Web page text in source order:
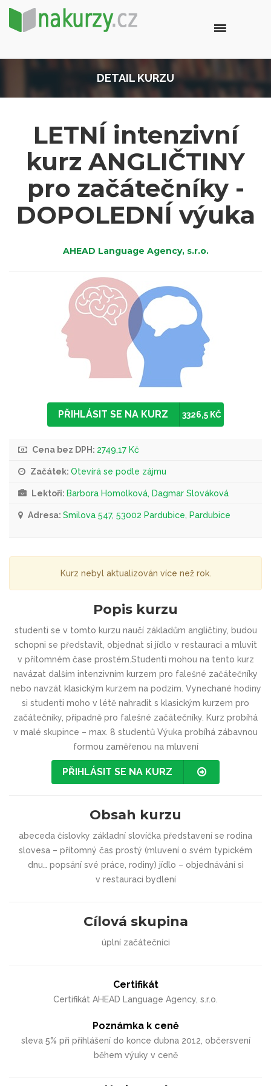
DETAIL KURZU
LETNÍ intenzivní
kurz ANGLIČTINY
pro začátečníky -
DOPOLEDNÍ výuka
AHEAD Language Agency, s.r.o.
PŘIHLÁSIT SE NA KURZ 3326,5 KČ
Cena bez DPH: 2749,17 Kč
Začátek: Otevírá se podle zájmu
Lektoři: Barbora Homolková, Dagmar Slováková
Adresa: Smilova 547, 53002 Pardubice, Pardubice
Kurz nebyl aktualizován více než rok.
Popis kurzu
studenti se v tomto kurzu naučí základům angličtiny, budou
schopni se představit, objednat si jídlo v restauraci a mluvit
v přítomném čase prostém.Studenti mohou na tento kurz
navázat dalším intenzivním kurzem pro falešné začátečníky
nebo navzát klasickým kurzem na podzim. Vynechané hodiny
si studenti moho v létě nahradit s klasickým kurzem pro
začátečníky, případně pro falešné začátečníky. Kurz probíhá
v malé skupince – max. 8 studentů Výuka probíhá zábavnou
formou zaměřenou na mluvení
PŘIHLÁSIT SE NA KURZ
Obsah kurzu
abeceda číslovky základní slovíčka představení se rodina
slovesa – přítomný čas prostý (mluvení o svém typickém
dnu… popsání své práce, rodiny) jídlo – objednávání si
v restauraci bydlení
Cílová skupina
úplní začátečníci
Certifikát
Certifikát AHEAD Language Agency, s.r.o.
Poznámka k ceně
sleva 5% při přihlášení do konce dubna 2012, občersvení
během výuky v ceně